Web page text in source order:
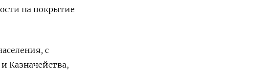
на покрытие
с
Казначейства,